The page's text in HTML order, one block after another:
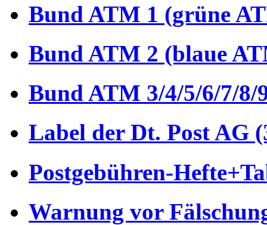
Bund ATM 1 (grüne
Bund ATM 2 (blaue
Bund ATM 3/4/5/6/7/8/
Label der Dt. Post AG
Postgebühren-
Warnung vor